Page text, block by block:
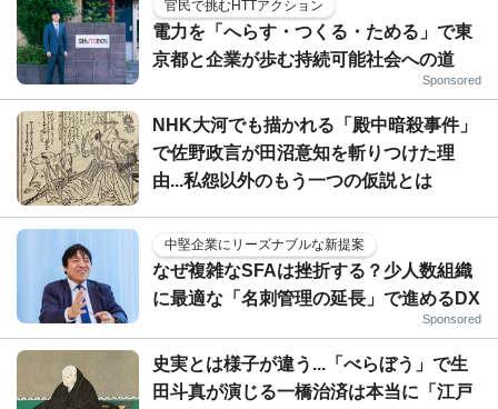
官民で挑むHTTアクション
電力を「へらす・つくる・ためる」で東
京都と企業が歩む持続可能社会への道
Sponsored
NHK大河でも描かれる「殿中暗殺事件」
で佐野政言が田沼意知を斬りつけた理
由...私怨以外のもう一つの仮説とは
中堅企業にリーズナブルな新提案
なぜ複雑なSFAは挫折する？少人数組織
に最適な「名刺管理の延長」で進めるDX
Sponsored
史実とは様子が違う...「べらぼう」で生
田斗真が演じる一橋治済は本当に「江戸